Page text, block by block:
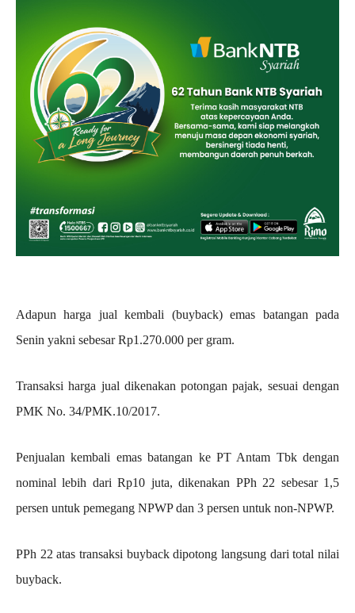
Adapun harga jual kembali (buyback) emas batangan pada
Senin yakni sebesar Rp1.270.000 per gram.
Transaksi harga jual dikenakan potongan pajak, sesuai dengan
PMK No. 34/PMK.10/2017.
Penjualan kembali emas batangan ke PT Antam Tbk dengan
nominal lebih dari Rp10 juta, dikenakan PPh 22 sebesar 1,5
persen untuk pemegang NPWP dan 3 persen untuk non-NPWP.
PPh 22 atas transaksi buyback dipotong langsung dari total nilai
buyback.